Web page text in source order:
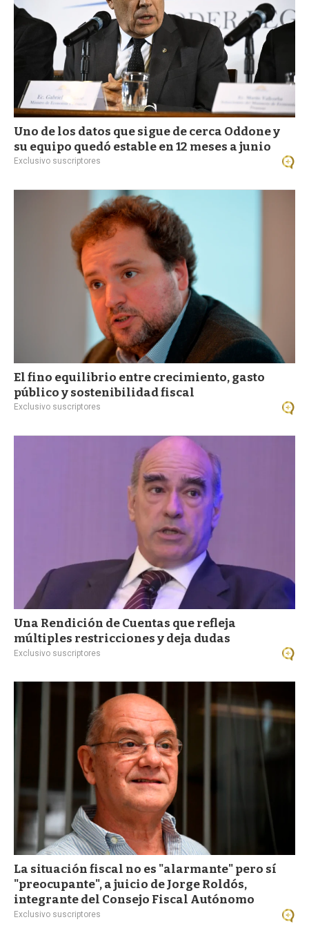
Uno de los datos que sigue de cerca Oddone y
su equipo quedó estable en 12 meses a junio
Exclusivo suscriptores
El fino equilibrio entre crecimiento, gasto
público y sostenibilidad fiscal
Exclusivo suscriptores
Una Rendición de Cuentas que refleja
múltiples restricciones y deja dudas
Exclusivo suscriptores
La situación fiscal no es "alarmante" pero sí
"preocupante", a juicio de Jorge Roldós,
integrante del Consejo Fiscal Autónomo
Exclusivo suscriptores